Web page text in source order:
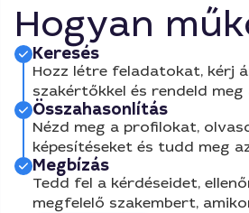
Hogyan
Keresés
Hozz létre feladatokat, kérj
szakértőkkel és rendeld
Összahasonlítás
Nézd meg a profilokat,
képesítéseket és tudd meg
Megbízás
Tedd fel a kérdéseidet,
megfelelő szakembert,